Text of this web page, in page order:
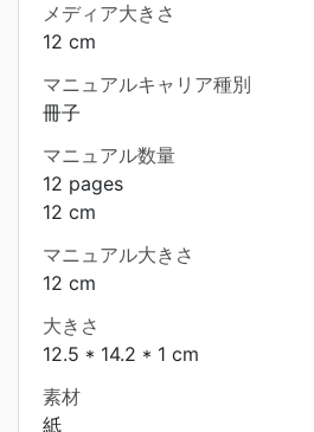
メディア大きさ
12 cm
マニュアルキャリア種別
冊子
マニュアル数量
12 pages
12 cm
マニュアル大きさ
12 cm
大きさ
12.5 * 14.2 * 1 cm
素材
紙